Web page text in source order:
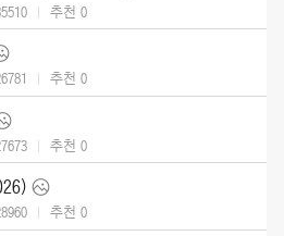
추천 0
추천 0
추천 0
추천 0